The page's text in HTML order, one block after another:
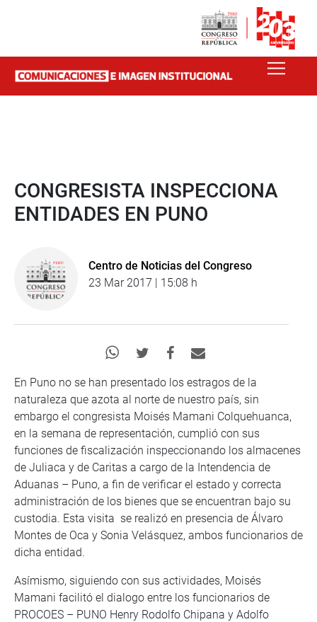
CONGRESISTA INSPECCIONA
ENTIDADES EN PUNO
Centro de Noticias del Congreso
23 Mar 2017 | 15:08 h
En Puno no se han presentado los estragos de la
naturaleza que azota al norte de nuestro país, sin
embargo el congresista Moisés Mamani Colquehuanca,
en la semana de representación, cumplió con sus
funciones de fiscalización inspeccionando los almacenes
de Juliaca y de Caritas a cargo de la Intendencia de
Aduanas – Puno, a fin de verificar el estado y correcta
administración de los bienes que se encuentran bajo su
custodia. Esta visita se realizó en presencia de Álvaro
Montes de Oca y Sonia Velásquez, ambos funcionarios de
dicha entidad.
Asímismo, siguiendo con sus actividades, Moisés
Mamani facilitó el dialogo entre los funcionarios de
PROCOES – PUNO Henry Rodolfo Chipana y Adolfo